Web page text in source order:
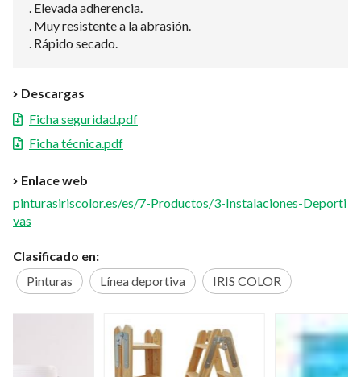
. Elevada adherencia.
. Muy resistente a la abrasión.
. Rápido secado.
Descargas
Ficha seguridad.pdf
Ficha técnica.pdf
Enlace web
pinturasiriscolor.es/es/7-Productos/3-Instalaciones-Deporti
vas
Clasificado en:
Pinturas
Línea deportiva IRIS COLOR